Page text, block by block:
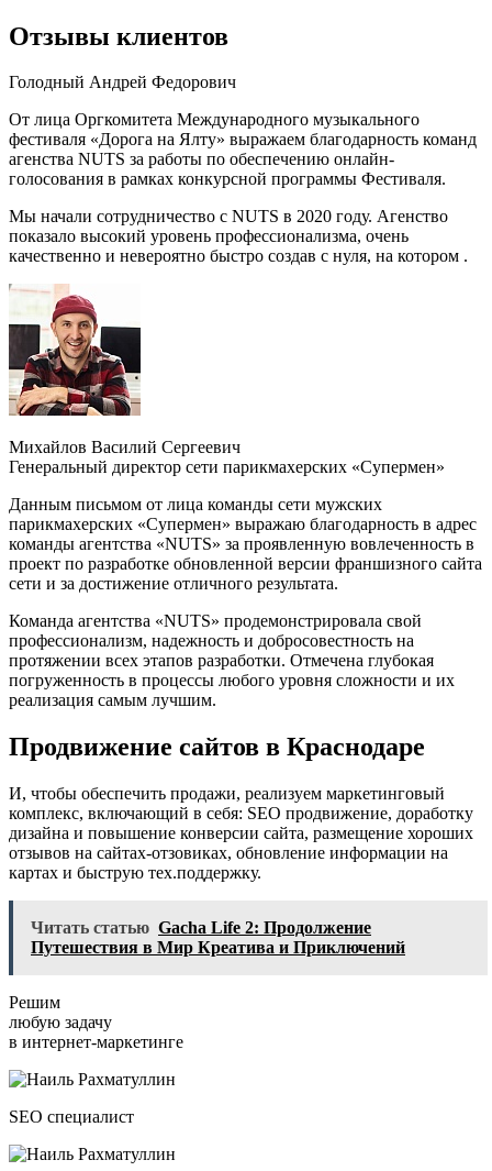
Отзывы клиентов
Голодный Андрей Федорович
От лица Оргкомитета Международного музыкального
фестиваля «Дорога на Ялту» выражаем благодарность команд
агенства NUTS за работы по обеспечению онлайн-
голосования в рамках конкурсной программы Фестиваля.
Мы начали сотрудничество с NUTS в 2020 году. Агенство
показало высокий уровень профессионализма, очень
качественно и невероятно быстро создав с нуля, на котором .
Михайлов Василий Сергеевич
Генеральный директор сети парикмахерских «Супермен»
Данным письмом от лица команды сети мужских
парикмахерских «Супермен» выражаю благодарность в адрес
команды агентства «NUTS» за проявленную вовлеченность в
проект по разработке обновленной версии франшизного сайта
сети и за достижение отличного результата.
Команда агентства «NUTS» продемонстрировала свой
профессионализм, надежность и добросовестность на
протяжении всех этапов разработки. Отмечена глубокая
погруженность в процессы любого уровня сложности и их
реализация самым лучшим.
Продвижение сайтов в Краснодаре
И, чтобы обеспечить продажи, реализуем маркетинговый
комплекс, включающий в себя: SEO продвижение, доработку
дизайна и повышение конверсии сайта, размещение хороших
отзывов на сайтах-отзовиках, обновление информации на
картах и быструю тех.поддержку.
Читать статью Gacha Life 2: Продолжение
Путешествия в Мир Креатива и Приключений
Решим
любую задачу
в интернет-маркетинге
SEO специалист